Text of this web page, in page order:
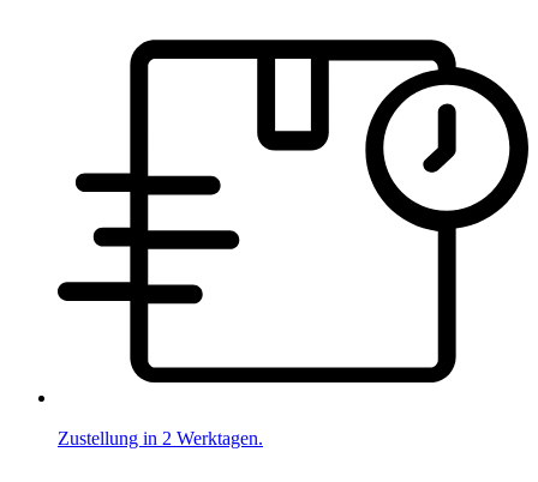
Zustellung in 2 Werktagen.